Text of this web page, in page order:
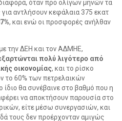
διαφορά, όταν προ ολίγων μηνών τα
για αντλήσουν κεφάλαια 375 εκατ
, και ενώ οι προσφορές ανήλθαν
την ΔΕΗ και τον ΑΔΜΗΕ,
πολύ λιγότερο από
οικονομίας, και το ρίσκο
το 60% των πετρελαικών
ίδιο θα συνέβαινε στο βαθμό που η
να αποκτήσουν παρουσία στο
είτε μέσω συνεργασιών, και
τους δεν προέρχονταν αμιγώς